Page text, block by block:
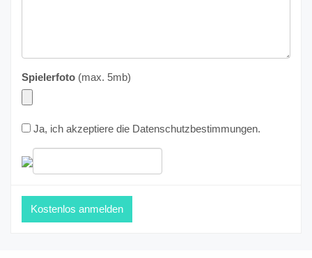
Spielerfoto (max. 5mb)
Ja, ich akzeptiere die Datenschutzbestimmungen.